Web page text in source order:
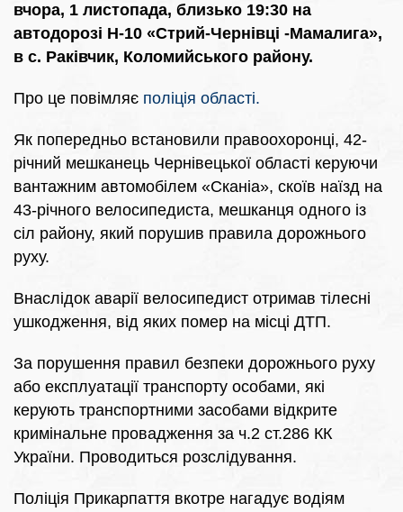
вчора, 1 листопада, близько 19:30 на
автодорозі Н-10 «Стрий-Чернівці -Мамалига»,
в с. Раківчик, Коломийського району.
Про це повімляє поліція області.
Як попередньо встановили правоохоронці, 42-
річний мешканець Чернівецької області керуючи
вантажним автомобілем «Сканіа», скоїв наїзд на
43-річного велосипедиста, мешканця одного із
сіл району, який порушив правила дорожнього
руху.
Внаслідок аварії велосипедист отримав тілесні
ушкодження, від яких помер на місці ДТП.
За порушення правил безпеки дорожнього руху
або експлуатації транспорту особами, які
керують транспортними засобами відкрите
кримінальне провадження за ч.2 ст.286 КК
України. Проводиться розслідування.
Поліція Прикарпаття вкотре нагадує водіям